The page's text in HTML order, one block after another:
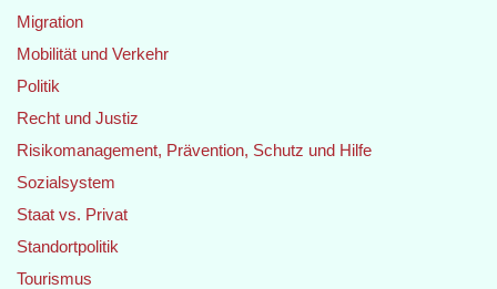
Migration
Mobilität und Verkehr
Politik
Recht und Justiz
Risikomanagement, Prävention, Schutz und Hilfe
Sozialsystem
Staat vs. Privat
Standortpolitik
Tourismus